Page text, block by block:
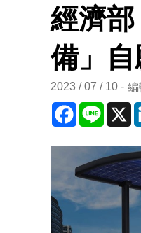
經濟
備」自
2023 / 07 / 10 編
Facebook
Line X